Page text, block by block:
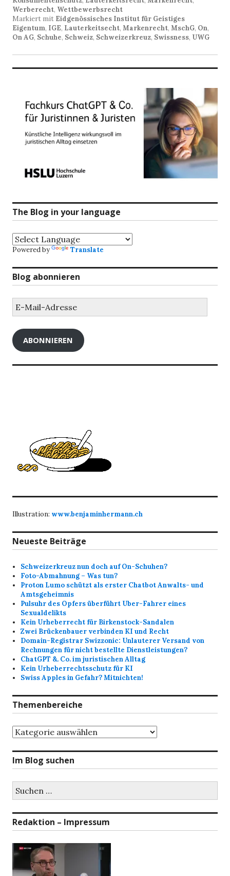
Werberecht, Wettbewerbsrecht
Markiert mit Eidgenössisches Institut für Geistiges
Eigentum, IGE, Lauterkeitsecht, Markenrecht, MschG, On,
On AG, Schuhe, Schweiz, Schweizerkreuz, Swissness, UWG
The Blog in your language
Powered by Translate
Blog abonnieren
Mail-
ABONNIEREN
Illustration: www.benjaminhermann.ch
Neueste Beiträge
Schweizerkreuz nun doch auf On-Schuhen?
Foto-Abmahnung – Was tun?
Proton Lumo schützt als erster Chatbot Anwalts- und
Amtsgeheimnis
Pulsuhr des Opfers überführt Uber-Fahrer eines
Sexualdelikts
Kein Urheberrecht für Birkenstock-Sandalen
Zwei Brückenbauer verbinden KI und Recht
Domain-Registrar Swizzonic: Unlauterer Versand von
Rechnungen für nicht bestellte Dienstleistungen?
ChatGPT &. Co. im juristischen Alltag
Kein Urheberrechtsschutz für KI
Swiss Apples in Gefahr? Mitnichten!
Themenbereiche
Themenbereiche
Im Blog suchen
nach:
Redaktion – Impressum